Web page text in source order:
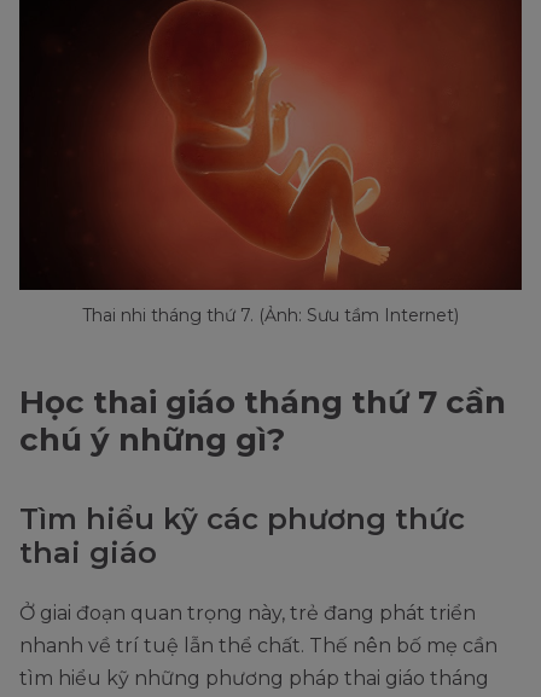
Thai nhi tháng thứ 7. (Ảnh: Sưu tầm Internet)
Học thai giáo tháng thứ 7 cần
chú ý những gì?
Tìm hiểu kỹ các phương thức
thai giáo
Ở giai đoạn quan trọng này, trẻ đang phát triển
nhanh về trí tuệ lẫn thể chất. Thế nên bố mẹ cần
tìm hiểu kỹ những phương pháp thai giáo tháng